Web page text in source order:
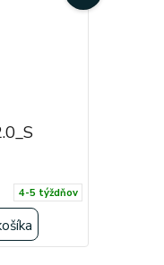
4-5 týždňov